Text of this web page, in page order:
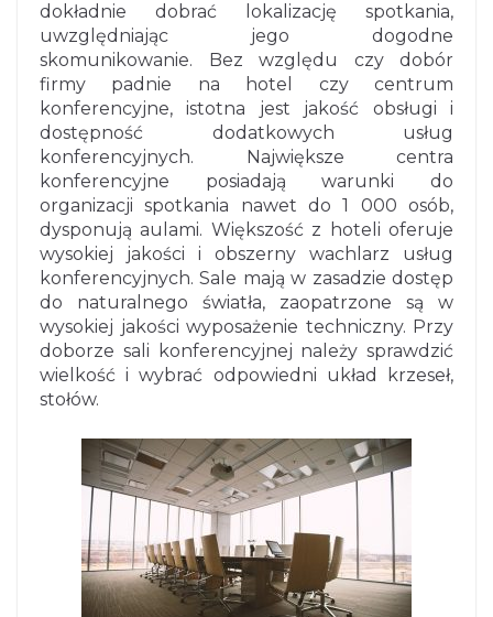
dokładnie dobrać lokalizację spotkania,
uwzględniając jego dogodne
skomunikowanie. Bez względu czy dobór
firmy padnie na hotel czy centrum
konferencyjne, istotna jest jakość obsługi i
dostępność dodatkowych usług
konferencyjnych. Największe centra
konferencyjne posiadają warunki do
organizacji spotkania nawet do 1 000 osób,
dysponują aulami. Większość z hoteli oferuje
wysokiej jakości i obszerny wachlarz usług
konferencyjnych. Sale mają w zasadzie dostęp
do naturalnego światła, zaopatrzone są w
wysokiej jakości wyposażenie techniczny. Przy
doborze sali konferencyjnej należy sprawdzić
wielkość i wybrać odpowiedni układ krzeseł,
stołów.